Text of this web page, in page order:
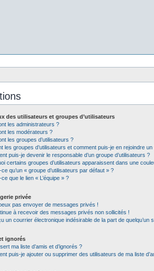
des utilisateurs et groupes d’utilisateurs
les administrateurs ?
les modérateurs ?
les groupes d’utilisateurs ?
les groupes d’utilisateurs et comment puis-je en rejoindre un
puis-je devenir le responsable d’un groupe d’utilisateurs ?
certains groupes d’utilisateurs apparaissent dans une
ce qu’un « groupe d’utilisateurs par défaut » ?
ce que le lien « L’équipe » ?
privée
pas envoyer de messages privés !
à recevoir des messages privés non sollicités !
un courrier électronique indésirable de la part de quelqu’un
ignorés
ma liste d’amis et d’ignorés ?
puis-je ajouter ou supprimer des utilisateurs de ma liste